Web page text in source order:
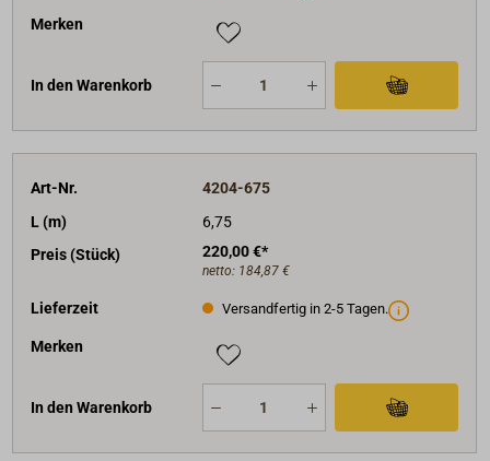
Merken
In den Warenkorb
Art-Nr.
4204-675
L (m)
6,75
Preis (Stück)
220,00 €*
netto: 184,87 €
Lieferzeit Versandfertig in 2-5 Tagen.
Merken
In den Warenkorb